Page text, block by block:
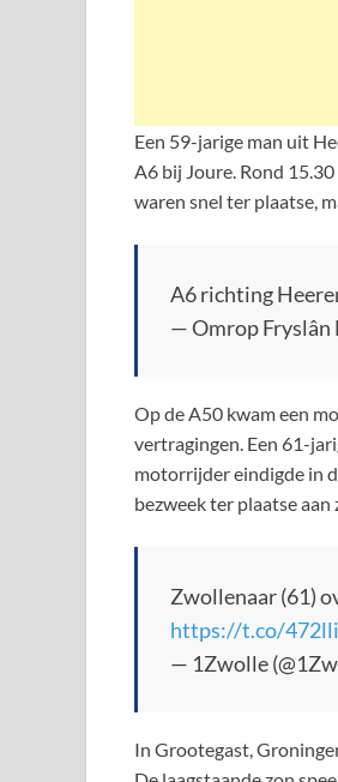
Een 59-jarige man uit
A6 bij Joure. Rond
waren snel ter plaatse,
A6 richting
— Omrop Fryslân
Op de A50 kwam een
vertragingen. Een 61-
motorrijder eindigde in
bezweek ter plaatse
Zwollenaar (61)
https://t.co/
— 1Zwolle
In Grootegast,